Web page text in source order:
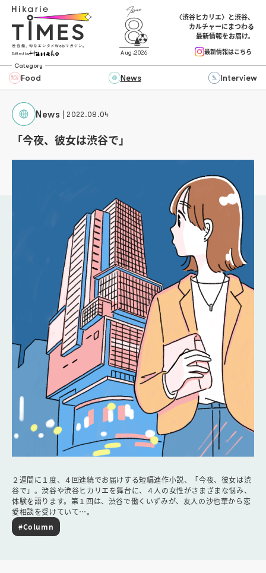
Edited by Aug.2026
〈渋谷ヒカリエ〉と渋谷、
カルチャーにまつわる
最新情報をお届け。
最新情報はこちら
Category
Food News Interview
News 2022.08.04
「今夜、彼女は渋谷で」
２週間に１度、４回連続でお届けする短編連作小説、「今夜、彼女は渋
谷で」。渋谷や渋谷ヒカリエを舞台に、４人の女性がさまざまな悩み、
体験を語ります。第１回は、渋谷で働くいずみが、友人の沙也華から恋
愛相談を受けていて…。
#Column